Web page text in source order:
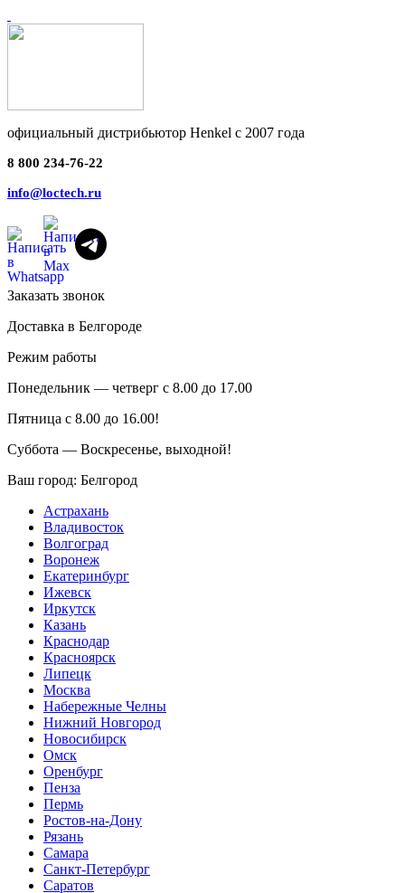
официальный дистрибьютор Henkel с 2007 года
8 800 234-76-22
info@loctech.ru
Заказать звонок
Доставка в Белгороде
Режим работы
Понедельник — четверг с 8.00 до 17.00
Пятница с 8.00 до 16.00!
Суббота — Воскресенье, выходной!
Ваш город: Белгород
Астрахань
Владивосток
Волгоград
Воронеж
Екатеринбург
Ижевск
Иркутск
Казань
Краснодар
Красноярск
Липецк
Москва
Набережные Челны
Нижний Новгород
Новосибирск
Омск
Оренбург
Пенза
Пермь
Ростов-на-Дону
Рязань
Самара
Санкт-Петербург
Саратов